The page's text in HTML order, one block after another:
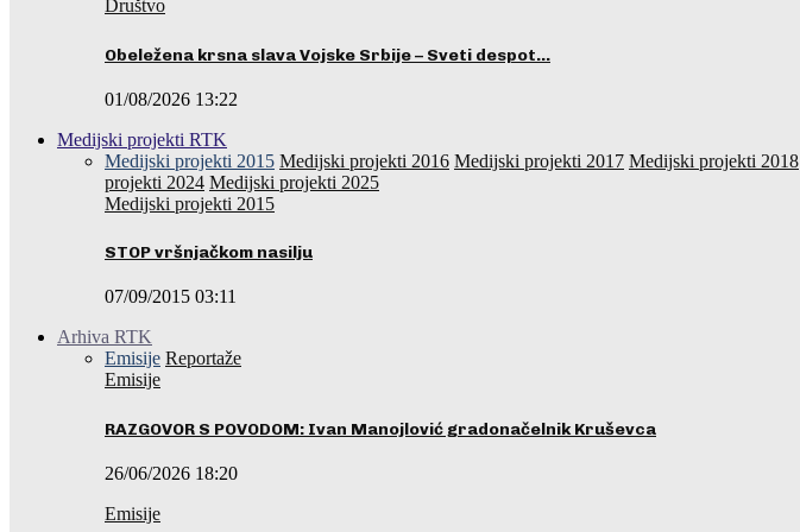
Društvo
Obeležena krsna slava Vojske Srbije – Sveti despot…
01/08/2026 13:22
Medijski projekti RTK
Medijski projekti 2015 Medijski projekti 2016 Medijski projekti 2017 Medijski projekti 2018
projekti 2024 Medijski projekti 2025
Medijski projekti 2015
STOP vršnjačkom nasilju
07/09/2015 03:11
Arhiva RTK
Emisije Reportaže
Emisije
RAZGOVOR S POVODOM: Ivan Manojlović gradonačelnik Kruševca
26/06/2026 18:20
Emisije